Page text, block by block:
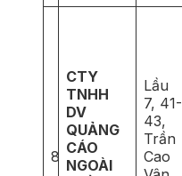
8
CTY
TNHH
DV
QUẢNG
CÁO
NGOÀI
Lầu
7, 41-
43,
Trần
Cao